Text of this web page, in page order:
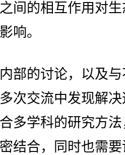
间的相互作用对
响。
的讨论，以及与
次交流中发现解
多学科的研究方
结合，同时也需